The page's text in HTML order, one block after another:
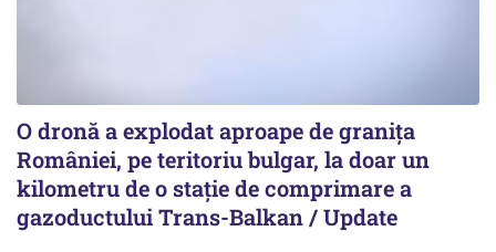
O dronă a explodat aproape de granița
României, pe teritoriu bulgar, la doar un
kilometru de o stație de comprimare a
gazoductului Trans-Balkan / Update